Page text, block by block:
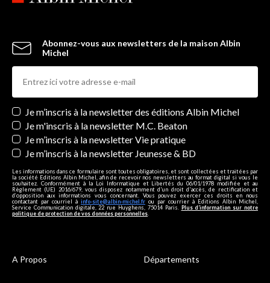
Abonnez-vous aux newsletters de la maison Albin
Michel
Newsletters
Je m’inscris à la newsletter des éditions Albin Michel
Je m'inscris à la newsletter M.C. Beaton
Je m’inscris à la newsletter Vie pratique
Je m’inscris à la newsletter Jeunesse & BD
Les informations dans ce formulaire sont toutes obligatoires, et sont collectées et traitées par
la société Editions Albin Michel, afin de recevoir nos newsletters au format digital si vous le
souhaitez. Conformément à la Loi Informatique et Libertés du 06/01/1978 modifiée et au
Règlement (UE) 2016/679, vous disposez notamment d'un droit d'accès, de rectification et
d’opposition aux informations vous concernant. Vous pouvez exercer ces droits en nous
contactant par courriel à info-site@albin-michel.fr ou par courrier à Editions Albin Michel,
Service Communication digitale, 22 rue Huyghens, 75014 Paris. Plus d’information sur notre
politique de protection de vos données personnelles
A Propos Départements